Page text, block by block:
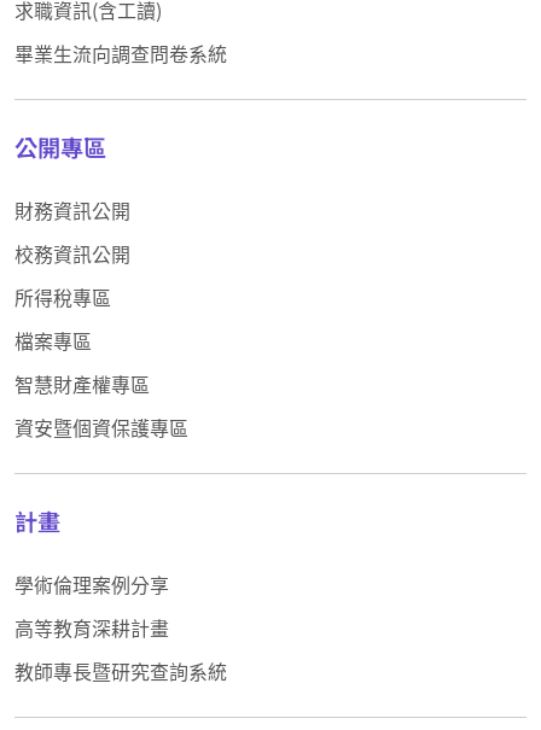
求職資訊(含工讀)
畢業生流向調查問卷系統
公開專區
財務資訊公開
校務資訊公開
所得稅專區
檔案專區
智慧財產權專區
資安暨個資保護專區
計畫
學術倫理案例分享
高等教育深耕計畫
教師專長暨研究查詢系統